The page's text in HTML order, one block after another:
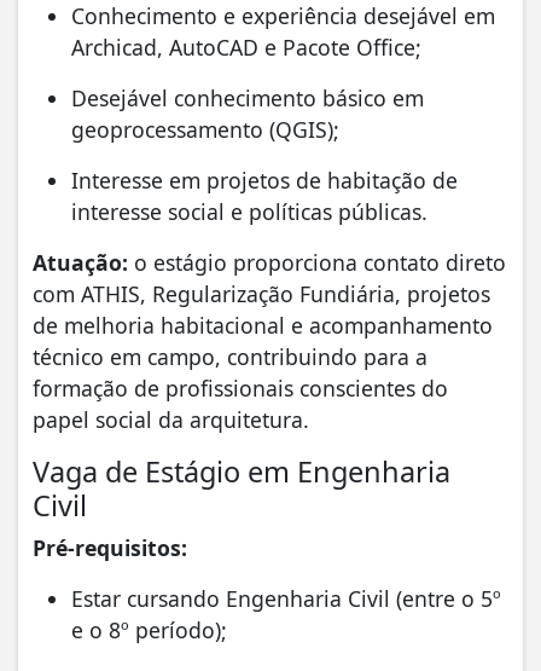
Conhecimento e experiência desejável em
Archicad, AutoCAD e Pacote Office;
Desejável conhecimento básico em
geoprocessamento (QGIS);
Interesse em projetos de habitação de
interesse social e políticas públicas.
Atuação: o estágio proporciona contato direto
com ATHIS, Regularização Fundiária, projetos
de melhoria habitacional e acompanhamento
técnico em campo, contribuindo para a
formação de profissionais conscientes do
papel social da arquitetura.
Vaga de Estágio em Engenharia
Civil
Pré-requisitos:
Estar cursando Engenharia Civil (entre o 5º
e o 8º período);